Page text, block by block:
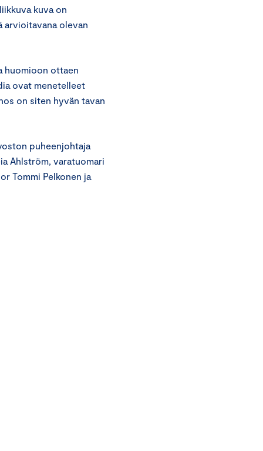
kuva on
arvioitavana olevan
huomioon ottaen
ovat menetelleet
on siten hyvän tavan
puheenjohtaja
Ahlström, varatuomari
Tommi Pelkonen ja